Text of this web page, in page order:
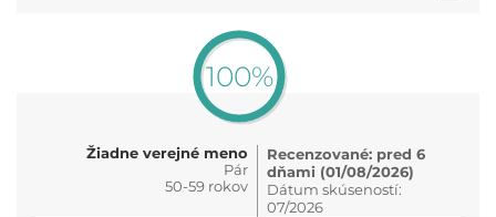
100%
Žiadne verejné meno
Pár
50-59 rokov
Recenzované: pred 6
dňami (01/08/2026)
Dátum skúseností:
07/2026